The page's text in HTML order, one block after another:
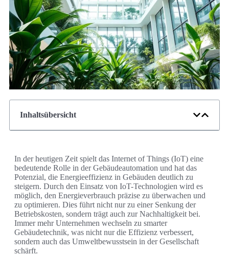
Inhaltsübersicht
In der heutigen Zeit spielt das Internet of Things (IoT) eine
bedeutende Rolle in der Gebäudeautomation und hat das
Potenzial, die Energieeffizienz in Gebäuden deutlich zu
steigern. Durch den Einsatz von IoT-Technologien wird es
möglich, den Energieverbrauch präzise zu überwachen und
zu optimieren. Dies führt nicht nur zu einer Senkung der
Betriebskosten, sondern trägt auch zur Nachhaltigkeit bei.
Immer mehr Unternehmen wechseln zu smarter
Gebäudetechnik, was nicht nur die Effizienz verbessert,
sondern auch das Umweltbewusstsein in der Gesellschaft
schärft.